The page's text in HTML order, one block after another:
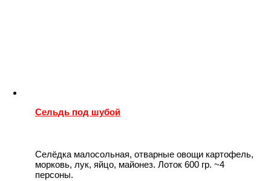
Сельдь под шубой
Селёдка малосольная, отварные овощи картофель,
морковь, лук, яйцо, майонез. Лоток 600 гр. ~4
персоны.